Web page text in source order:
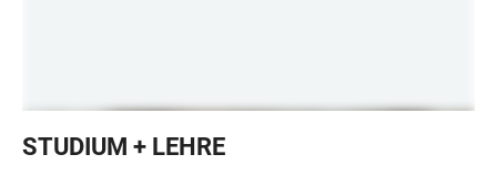
dem
STUDIUM + LEHRE